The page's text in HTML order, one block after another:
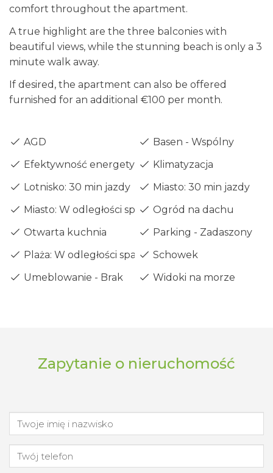
comfort throughout the apartment.
A true highlight are the three balconies with
beautiful views, while the stunning beach is only a 3
minute walk away.
If desired, the apartment can also be offered
furnished for an additional €100 per month.
AGD
Basen - Wspólny
Efektywność energetyczna - Klasa C
Klimatyzacja
Lotnisko: 30 min jazdy
Miasto: 30 min jazdy
Miasto: W odległości spaceruOgród na dachu
Otwarta kuchnia
Parking - Zadaszony
Plaża: W odległości spaceruSchowek
Umeblowanie - Brak
Widoki na morze
Zapytanie o nieruchomość